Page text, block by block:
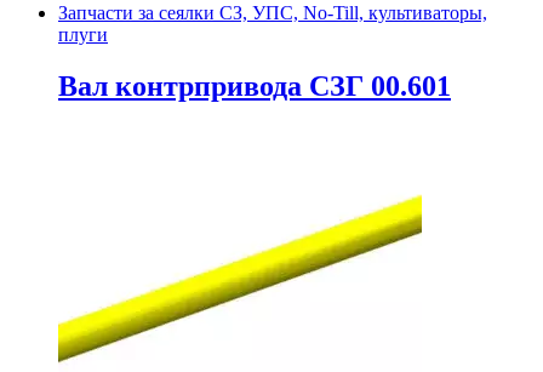
Запчасти за сеялки СЗ, УПС, No-Till, культиваторы,
плуги
Вал контрпривода СЗГ 00.601